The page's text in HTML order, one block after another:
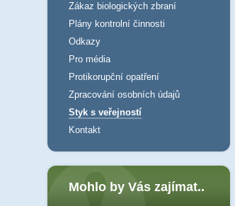
Zákaz biologických zbraní
Plány kontrolní činnosti
Odkazy
Pro média
Protikorupční opatření
Zpracování osobních údajů
Styk s veřejností
Kontakt
Mohlo by Vás zajímat..